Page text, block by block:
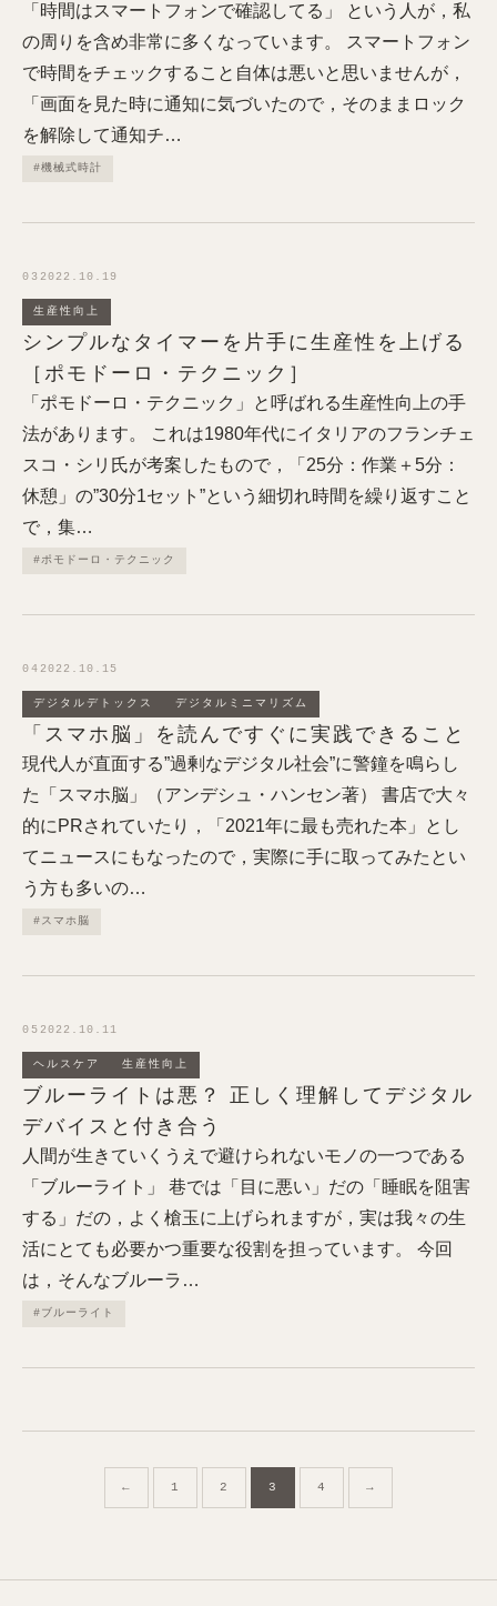
「時間はスマートフォンで確認してる」 という人が，私
の周りを含め非常に多くなっています。 スマートフォン
で時間をチェックすること自体は悪いと思いませんが，
「画面を見た時に通知に気づいたので，そのままロック
を解除して通知チ…
#機械式時計
03 2022.10.19
生産性向上
シンプルなタイマーを片手に生産性を上げる
［ポモドーロ・テクニック］
「ポモドーロ・テクニック」と呼ばれる生産性向上の手
法があります。 これは1980年代にイタリアのフランチェ
スコ・シリ氏が考案したもので，「25分：作業＋5分：
休憩」の”30分1セット”という細切れ時間を繰り返すこと
で，集…
#ポモドーロ・テクニック
04 2022.10.15
デジタルデトックス デジタルミニマリズム
「スマホ脳」を読んですぐに実践できること
現代人が直面する”過剰なデジタル社会”に警鐘を鳴らし
た「スマホ脳」（アンデシュ・ハンセン著） 書店で大々
的にPRされていたり，「2021年に最も売れた本」とし
てニュースにもなったので，実際に手に取ってみたとい
う方も多いの…
#スマホ脳
05 2022.10.11
ヘルスケア 生産性向上
ブルーライトは悪？ 正しく理解してデジタル
デバイスと付き合う
人間が生きていくうえで避けられないモノの一つである
「ブルーライト」 巷では「目に悪い」だの「睡眠を阻害
する」だの，よく槍玉に上げられますが，実は我々の生
活にとても必要かつ重要な役割を担っています。 今回
は，そんなブルーラ…
#ブルーライト
ペ
ジ
← 1 2 3 4 →